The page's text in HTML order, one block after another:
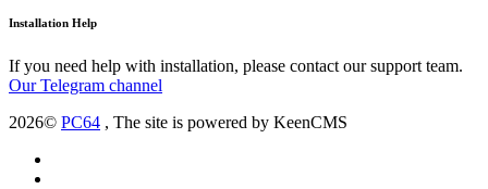
Installation Help
If you need help with installation, please contact our support team.
Our Telegram channel
2026© PC64 , The site is powered by KeenCMS